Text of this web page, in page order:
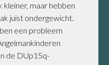
kleiner, maar hebben
juist ondergewicht.
een probleem
de DUp15q-